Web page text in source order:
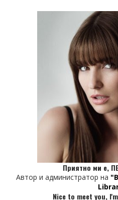
Приятно ми е,
Автор и администратор на
Nice to meet you, I'm